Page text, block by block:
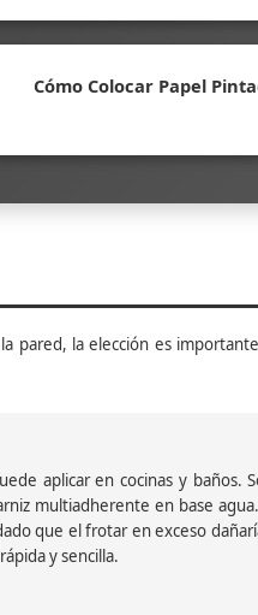
Cómo Colocar Papel
pared, la elección es
aplicar en cocinas y baños.
multiadherente en base
que el frotar en exceso
y sencilla.